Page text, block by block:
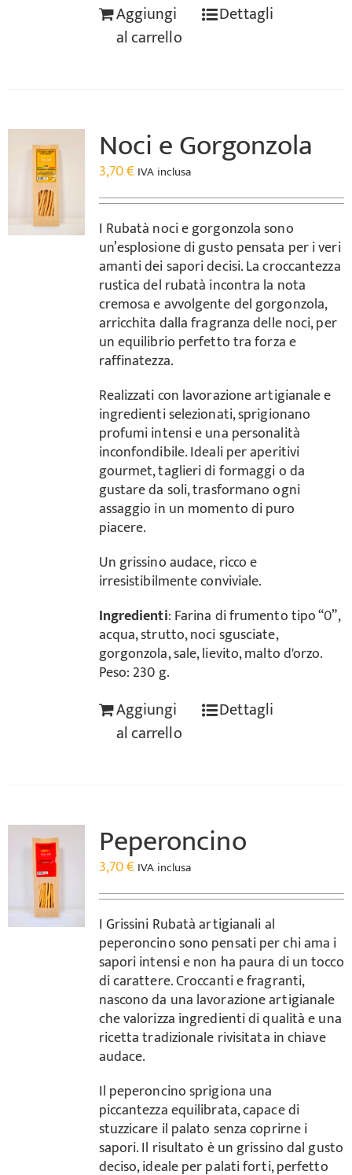
Aggiungi
al carrello
Dettagli
Noci e Gorgonzola
3,70€ IVA inclusa
I Rubatà noci e gorgonzola sono
un’esplosione di gusto pensata per i veri
amanti dei sapori decisi. La croccantezza
rustica del rubatà incontra la nota
cremosa e avvolgente del gorgonzola,
arricchita dalla fragranza delle noci, per
un equilibrio perfetto tra forza e
raffinatezza.
Realizzati con lavorazione artigianale e
ingredienti selezionati, sprigionano
profumi intensi e una personalità
inconfondibile. Ideali per aperitivi
gourmet, taglieri di formaggi o da
gustare da soli, trasformano ogni
assaggio in un momento di puro
piacere.
Un grissino audace, ricco e
irresistibilmente conviviale.
Ingredienti: Farina di frumento tipo “0”,
acqua, strutto, noci sgusciate,
gorgonzola, sale, lievito, malto d'orzo.
Peso: 230 g.
Aggiungi
al carrello
Dettagli
Peperoncino
3,70€ IVA inclusa
I Grissini Rubatà artigianali al
peperoncino sono pensati per chi ama i
sapori intensi e non ha paura di un tocco
di carattere. Croccanti e fragranti,
nascono da una lavorazione artigianale
che valorizza ingredienti di qualità e una
ricetta tradizionale rivisitata in chiave
audace.
Il peperoncino sprigiona una
piccantezza equilibrata, capace di
stuzzicare il palato senza coprirne i
sapori. Il risultato è un grissino dal gusto
deciso, ideale per palati forti, perfetto